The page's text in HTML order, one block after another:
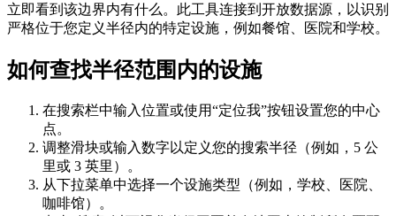
立即看到该边界内有什么。此工具连接到开放数据源，以识别
严格位于您定义半径内的特定设施，例如餐馆、医院和学校。
如何查找半径范围内的设施
在搜索栏中输入位置或使用“定位我”按钮设置您的中心
点。
调整滑块或输入数字以定义您的搜索半径（例如，5 公
里或 3 英里）。
从下拉菜单中选择一个设施类型（例如，学校、医院、
咖啡馆）。